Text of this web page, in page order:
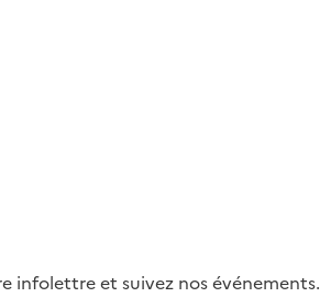
infolettre et suivez nos événements.